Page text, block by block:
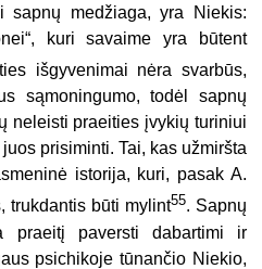
sapnų medžiaga, yra Niekis:
kuri savaime yra būtent
išgyvenimai nėra svarbūs,
sąmoningumo, todėl sapnų
neleisti praeities įvykių turiniui
prisiminti. Tai, kas užmiršta
istorija, kuri, pasak A.
trukdantis būti mylint55. Sapnų
praeitį paversti dabartimi ir
psichikoje tūnančio Niekio,